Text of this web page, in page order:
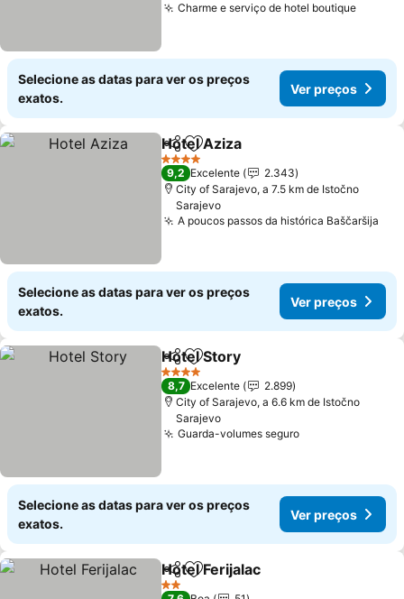
Charme e serviço de hotel boutique
Selecione as datas para ver os preços
exatos.
Ver preços
PartilharAdicionar aos favoritos
Hotel Aziza
4 Estrelas
9,2 Excelente
2.343
City of Sarajevo, a 7.5 km de Istočno
Sarajevo
A poucos passos da histórica Baščaršija
Selecione as datas para ver os preços
exatos.
Ver preços
PartilharAdicionar aos favoritos
Hotel Story
4 Estrelas
8,7 Excelente
2.899
City of Sarajevo, a 6.6 km de Istočno
Sarajevo
Guarda-volumes seguro
Selecione as datas para ver os preços
exatos.
Ver preços
PartilharAdicionar aos favoritos
Hotel Ferijalac
2 Estrelas